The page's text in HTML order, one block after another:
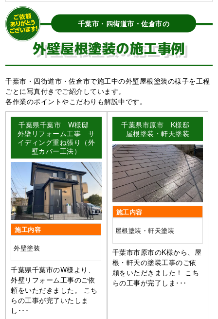
千葉市・四街道市・佐倉市の
外壁屋根塗装の施工事例
千葉市・四街道市・佐倉市で施工中の外壁屋根塗装の様子を工程
ごとに写真付きでご紹介しています。
各作業のポイントやこだわりも解説中です。
千葉県千葉市 W様邸
外壁リフォーム工事 サ
イディング重ね張り（外
壁カバー工法）
施工内容
外壁塗装
千葉県千葉市のW様より、
外壁リフォーム工事のご依
頼をいただきました。 こち
らの工事が完了いたしま
し･･･
千葉県市原市 K様邸
屋根塗装・軒天塗装
施工内容
屋根塗装・軒天塗装
千葉市市原市のK様から、屋
根・軒天の塗装工事のご依
頼をいただきました！ こち
らの工事が完了しま･･･